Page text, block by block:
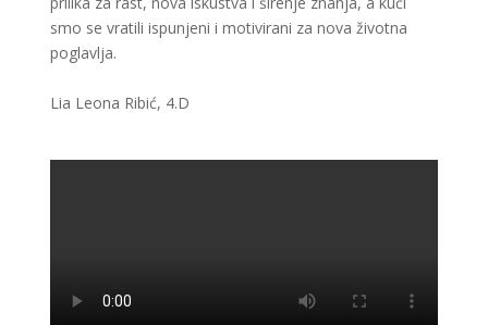
smo se vratili ispunjeni i motivirani za nova životna
poglavlja.
Lia Leona Ribić, 4.D